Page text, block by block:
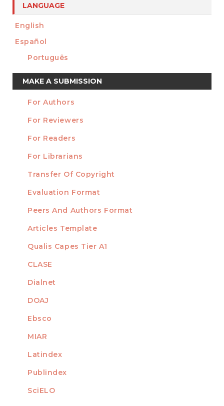
LANGUAGE
English
Español
Português
Make
a
Submission
MAKE A SUBMISSION
INFORMATION
For Authors
For Reviewers
For Readers
For Librarians
TEMPLATES
Transfer Of Copyright
Evaluation Format
Peers And Authors Format
Articles Template
INDEXED
Qualis Capes Tier A1
CLASE
Dialnet
DOAJ
Ebsco
MIAR
Latindex
Publindex
SciELO